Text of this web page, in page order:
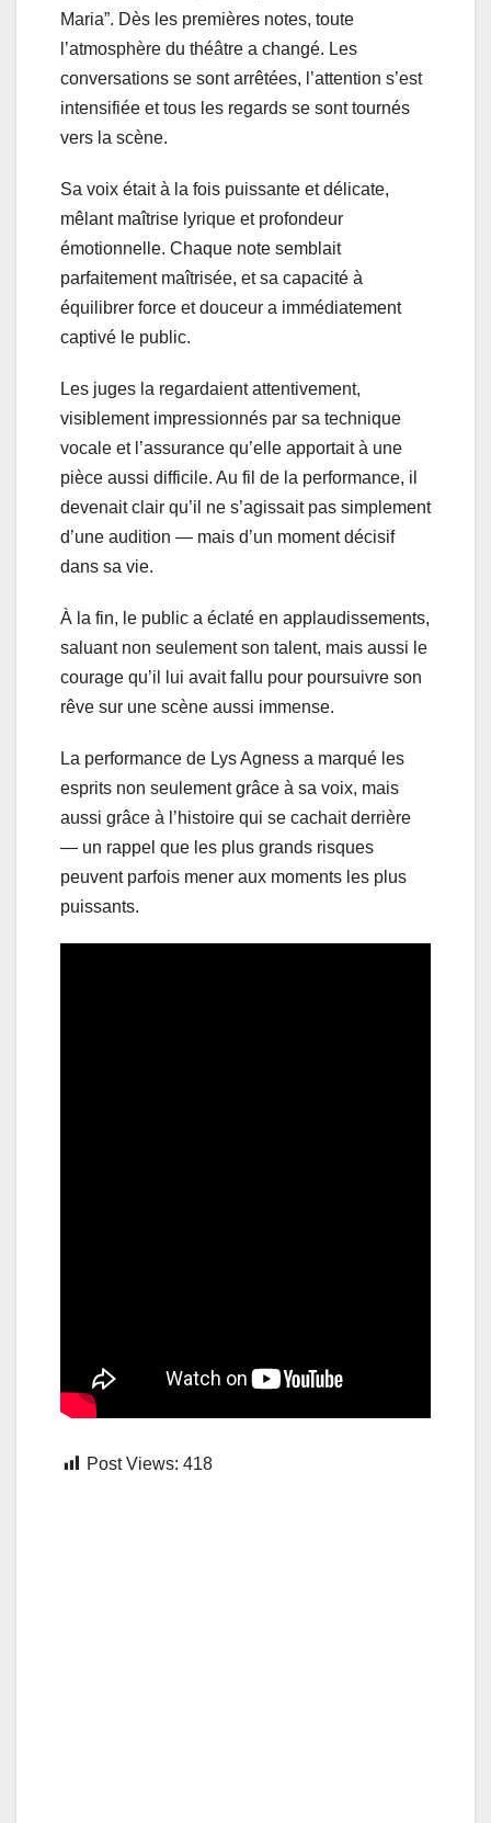
Maria”. Dès les premières notes, toute
l’atmosphère du théâtre a changé. Les
conversations se sont arrêtées, l’attention s’est
intensifiée et tous les regards se sont tournés
vers la scène.
Sa voix était à la fois puissante et délicate,
mêlant maîtrise lyrique et profondeur
émotionnelle. Chaque note semblait
parfaitement maîtrisée, et sa capacité à
équilibrer force et douceur a immédiatement
captivé le public.
Les juges la regardaient attentivement,
visiblement impressionnés par sa technique
vocale et l’assurance qu’elle apportait à une
pièce aussi difficile. Au fil de la performance, il
devenait clair qu’il ne s’agissait pas simplement
d’une audition — mais d’un moment décisif
dans sa vie.
À la fin, le public a éclaté en applaudissements,
saluant non seulement son talent, mais aussi le
courage qu’il lui avait fallu pour poursuivre son
rêve sur une scène aussi immense.
La performance de Lys Agness a marqué les
esprits non seulement grâce à sa voix, mais
aussi grâce à l’histoire qui se cachait derrière
— un rappel que les plus grands risques
peuvent parfois mener aux moments les plus
puissants.
Post Views: 418